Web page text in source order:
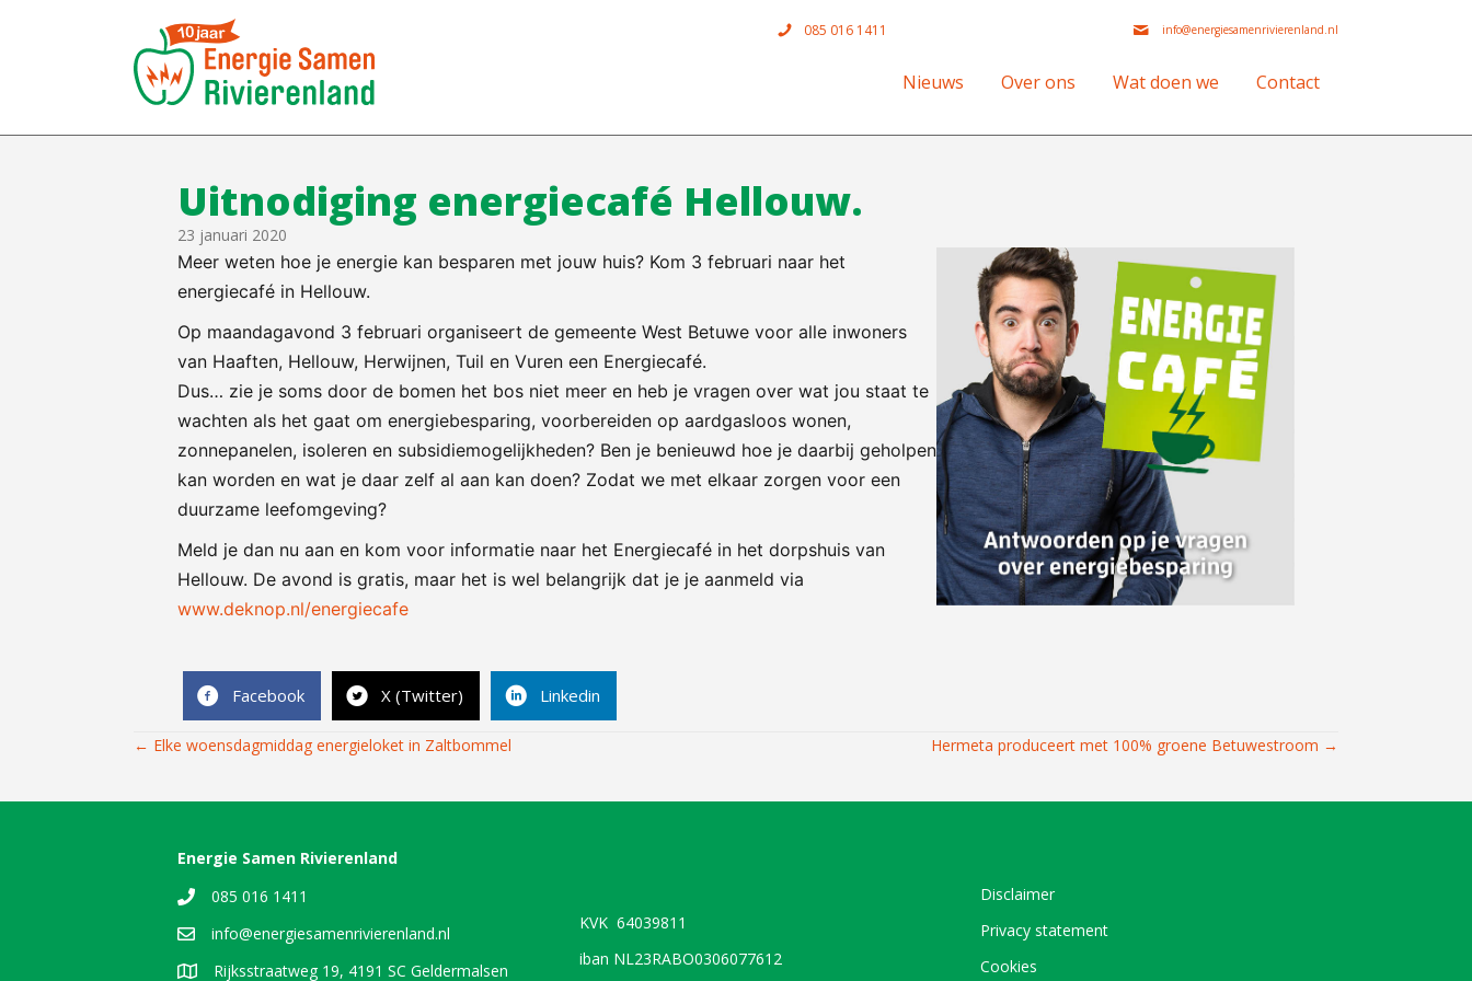
085 016 1411 info@energiesamenrivierenland.nl
Nieuws Over ons Wat doen we Contact
Uitnodiging energiecafé Hellouw.
23 januari 2020
Meer weten hoe je energie kan besparen met jouw huis? Kom 3 februari naar het
energiecafé in Hellouw.
Op maandagavond 3 februari organiseert de gemeente West Betuwe voor alle inwoners
van Haaften, Hellouw, Herwijnen, Tuil en Vuren een Energiecafé.
Dus… zie je soms door de bomen het bos niet meer en heb je vragen over wat jou staat te
wachten als het gaat om energiebesparing, voorbereiden op aardgasloos wonen,
zonnepanelen, isoleren en subsidiemogelijkheden? Ben je benieuwd hoe je daarbij geholpen
kan worden en wat je daar zelf al aan kan doen? Zodat we met elkaar zorgen voor een
duurzame leefomgeving?
Meld je dan nu aan en kom voor informatie naar het Energiecafé in het dorpshuis van
Hellouw. De avond is gratis, maar het is wel belangrijk dat je je aanmeld via
www.deknop.nl/energiecafe
Facebook X (Twitter) Linkedin
Posts
navigation
← Elke woensdagmiddag energieloket in Zaltbommel Hermeta produceert met 100% groene Betuwestroom →
Energie Samen Rivierenland
085 016 1411
info@energiesamenrivierenland.nl
Rijksstraatweg 19, 4191 SC Geldermalsen
KVK 64039811
iban NL23RABO0306077612
Disclaimer
Privacy statement
Cookies